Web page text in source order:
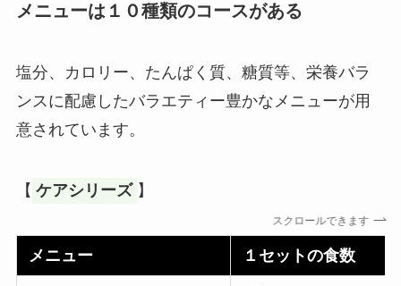
メニューは１０種類のコースがある
塩分、カロリー、たんぱく質、糖質等、栄養バラ
ンスに配慮したバラエティー豊かなメニューが用
意されています。
【 ケアシリーズ 】
スクロールできます
メニュー １セットの食数